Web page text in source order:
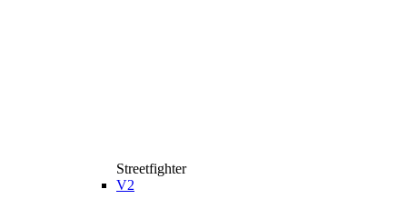
Streetfighter
V2